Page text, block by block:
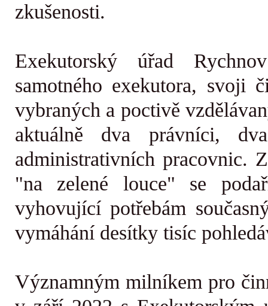
zkušenosti.
Exekutorský úřad
samotného exekutora, svoji
vybraných a poctivě
aktuálně dva právníci,
administrativních pracovnic.
"na zelené louce" se
vyhovující potřebám
vymáhání desítky tisíc
Významným milníkem pro